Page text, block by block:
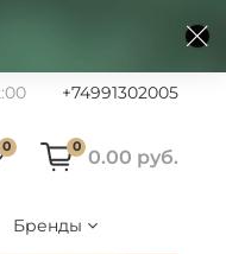
+74991302005
0 0 0.00 руб.
Бренды